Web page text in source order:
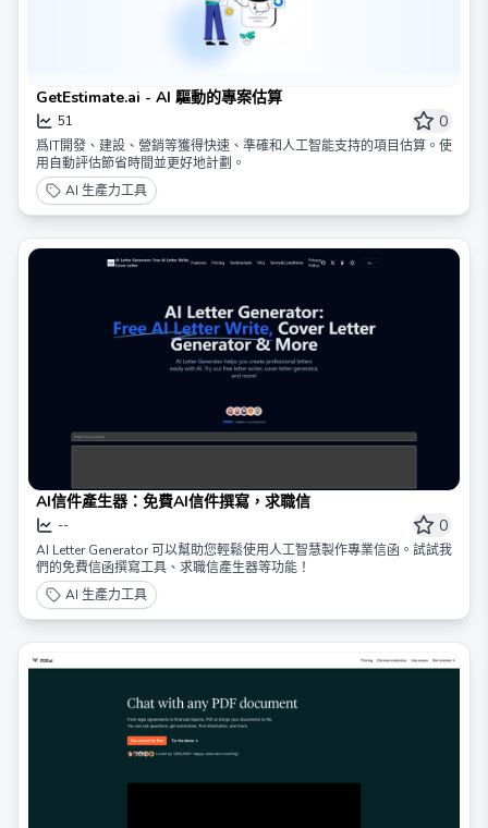
GetEstimate.ai - AI 驅動的專案估算
51 0
爲IT開發、建設、營銷等獲得快速、準確和人工智能支持的項目估算。使
用自動評估節省時間並更好地計劃。
AI 生產力工具
AI信件產生器：免費AI信件撰寫，求職信
-- 0
AI Letter Generator 可以幫助您輕鬆使用人工智慧製作專業信函。試試我
們的免費信函撰寫工具、求職信產生器等功能！
AI 生產力工具